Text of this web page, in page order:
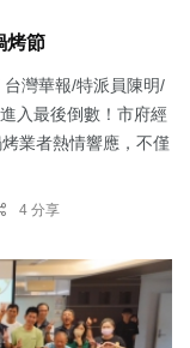
烤節
灣華報/特派員陳明/
入最後倒數！市府經
業者熱情響應，不僅
4 分享